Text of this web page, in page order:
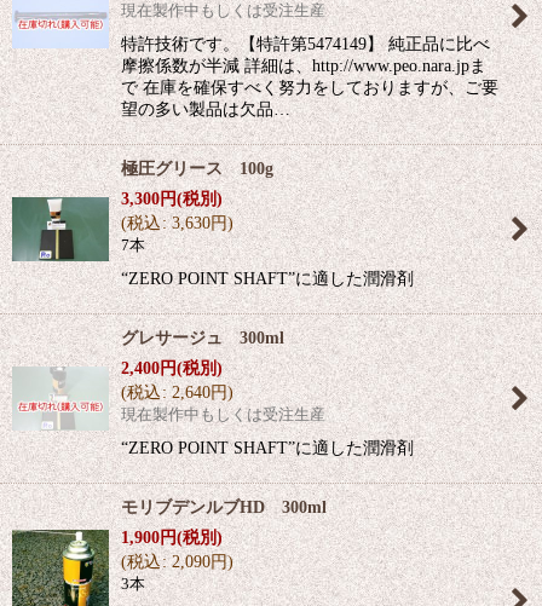
現在製作中もしくは受注生産
特許技術です。【特許第5474149】 純正品に比べ
摩擦係数が半減 詳細は、http://www.peo.nara.jpま
で 在庫を確保すべく努力をしておりますが、ご要
望の多い製品は欠品…
極圧グリース 100g
3,300円(税別)
(税込: 3,630円)
7本
“ZERO POINT SHAFT”に適した潤滑剤
グレサージュ 300ml
2,400円(税別)
(税込: 2,640円)
現在製作中もしくは受注生産
“ZERO POINT SHAFT”に適した潤滑剤
モリブデンルブHD 300ml
1,900円(税別)
(税込: 2,090円)
3本